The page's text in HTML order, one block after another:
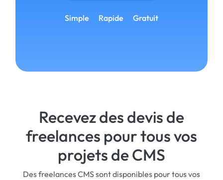
Simple Rapide Gratuit
Recevez des devis de
freelances pour tous vos
projets de CMS
Des freelances CMS sont disponibles pour tous vos